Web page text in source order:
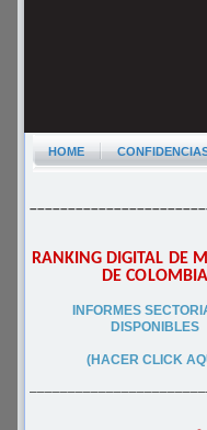
HOME
RANKING DIGITAL DE
DE COLOMBIA
INFORMES
DISPONIBLES
(HACER CLICK